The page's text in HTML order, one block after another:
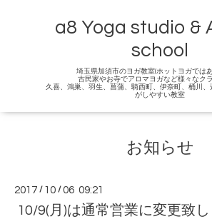
a8 Yoga studio &
school
埼玉県加須市のヨガ教室(ホットヨガでは
古民家やお寺でアロマヨガなど様々なク
久喜、鴻巣、羽生、菖蒲、騎西町、伊奈町、桶川、
がしやすい教室
お知らせ
2017 / 10 /06 09:21
10/9(月)は通常営業に変更致し